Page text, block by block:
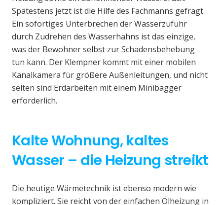
Spätestens jetzt ist die Hilfe des Fachmanns gefragt.
Ein sofortiges Unterbrechen der Wasserzufuhr
durch Zudrehen des Wasserhahns ist das einzige,
was der Bewohner selbst zur Schadensbehebung
tun kann. Der Klempner kommt mit einer mobilen
Kanalkamera für größere Außenleitungen, und nicht
selten sind Erdarbeiten mit einem Minibagger
erforderlich.
Kalte Wohnung, kaltes
Wasser – die Heizung streikt
Die heutige Wärmetechnik ist ebenso modern wie
kompliziert. Sie reicht von der einfachen Ölheizung in